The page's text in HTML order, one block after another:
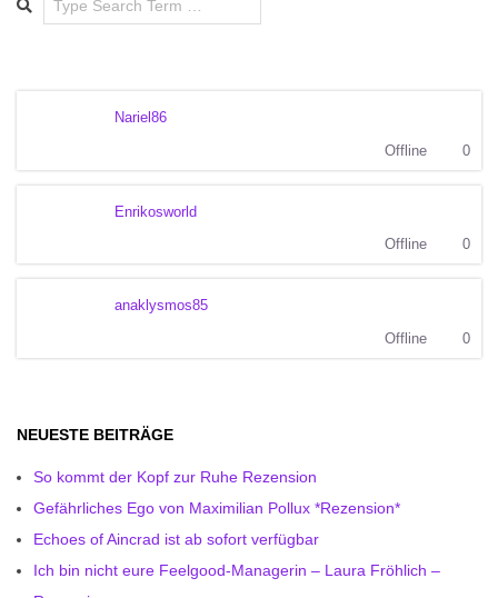
Nariel86
Offline
0
Enrikosworld
Offline
0
anaklysmos85
Offline
0
NEUESTE BEITRÄGE
So kommt der Kopf zur Ruhe Rezension
Gefährliches Ego von Maximilian Pollux *Rezension*
Echoes of Aincrad ist ab sofort verfügbar
Ich bin nicht eure Feelgood-Managerin – Laura Fröhlich –